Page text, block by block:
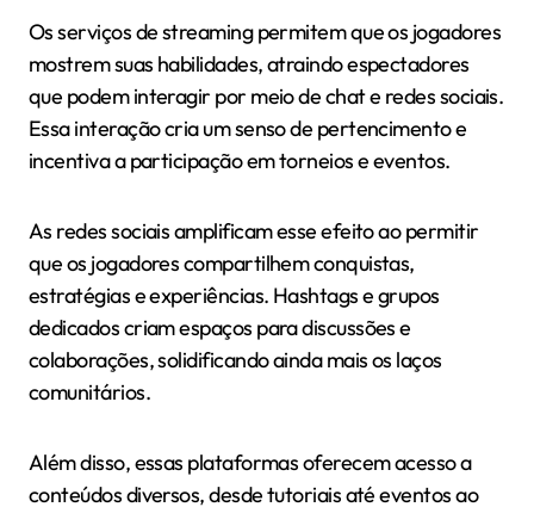
Os serviços de streaming permitem que os jogadores
mostrem suas habilidades, atraindo espectadores
que podem interagir por meio de chat e redes sociais.
Essa interação cria um senso de pertencimento e
incentiva a participação em torneios e eventos.
As redes sociais amplificam esse efeito ao permitir
que os jogadores compartilhem conquistas,
estratégias e experiências. Hashtags e grupos
dedicados criam espaços para discussões e
colaborações, solidificando ainda mais os laços
comunitários.
Além disso, essas plataformas oferecem acesso a
conteúdos diversos, desde tutoriais até eventos ao